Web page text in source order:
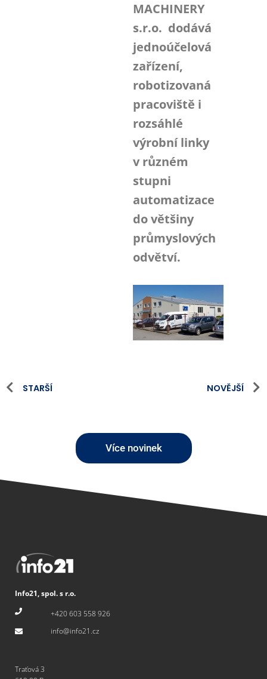
MACHINERY
s.r.o. dodává
jednoúčelová
zařízení,
robotizovaná
pracoviště i
rozsáhlé
výrobní linky
v různém
stupni
automatizace
do většiny
průmyslových
odvětví.
STARŠÍ NOVĚJŠÍ
Více novinek
Info21, spol. s r.o.
+420 603 558 926
info@info21.cz
Traťová 3